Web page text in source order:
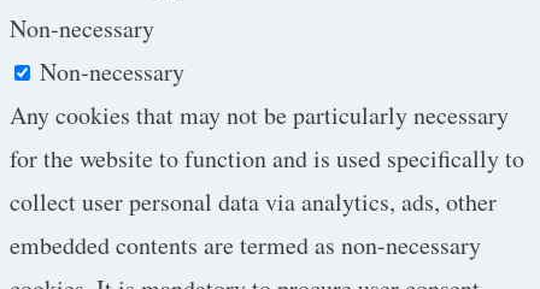
Non-necessary
Non-necessary
Any cookies that may not be particularly necessary
for the website to function and is used specifically to
collect user personal data via analytics, ads, other
embedded contents are termed as non-necessary